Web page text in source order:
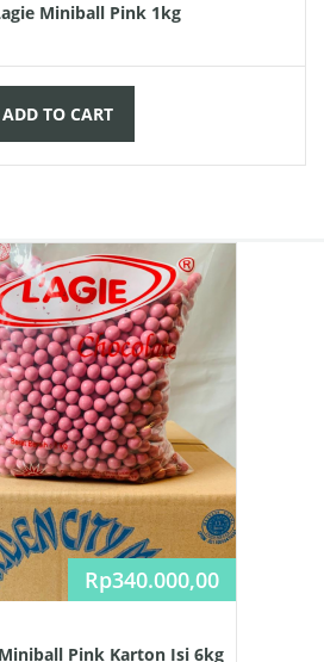
Miniball Pink 1kg
ADD TO CART
Rp340.000,00
Pink Karton Isi 6kg